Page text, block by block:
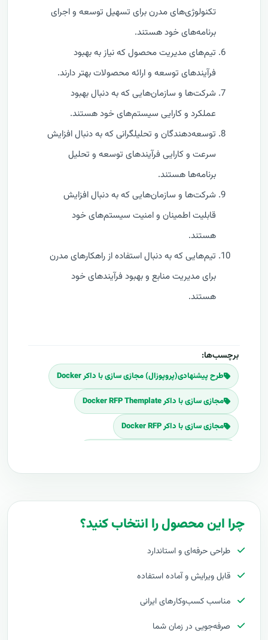
تکنولوژی‌های مدرن برای تسهیل توسعه و اجرای
برنامه‌های خود هستند.
تیم‌های مدیریت محصول که نیاز به بهبود
فرآیندهای توسعه و ارائه محصولات بهتر دارند.
شرکت‌ها و سازمان‌هایی که به دنبال بهبود
عملکرد و کارایی سیستم‌های خود هستند.
توسعه‌دهندگان و تحلیلگرانی که به دنبال افزایش
سرعت و کارایی فرآیندهای توسعه و تحلیل
برنامه‌ها هستند.
شرکت‌ها و سازمان‌هایی که به دنبال افزایش
قابلیت اطمینان و امنیت سیستم‌های خود
هستند.
تیم‌هایی که به دنبال استفاده از راهکارهای مدرن
برای مدیریت منابع و بهبود فرآیندهای خود
هستند.
برچسب‌ها:
طرح پیشنهادی(پروپوزال) مجازی سازی با داکر Docker
مجازی سازی با داکر Docker RFP Themplate
مجازی سازی با داکر Docker RFP
برنامه پروپوزال مجازی سازی با داکر Docker
پلان پروپوزال مجازی سازی با داکر Docker
قیمت اجرای مجازی سازی با داکر Docker
هزینه طراحی مجازی سازی با داکر Docker
برآورد قیمت مجازی سازی با داکر Docker
هزینه اجرای مجازی سازی با داکر Docker
تعرفه های مجازی سازی با داکر Docker
چرا این محصول را انتخاب کنید؟
طراحی حرفه‌ای و استاندارد
قابل ویرایش و آماده استفاده
مناسب کسب‌وکارهای ایرانی
صرفه‌جویی در زمان شما